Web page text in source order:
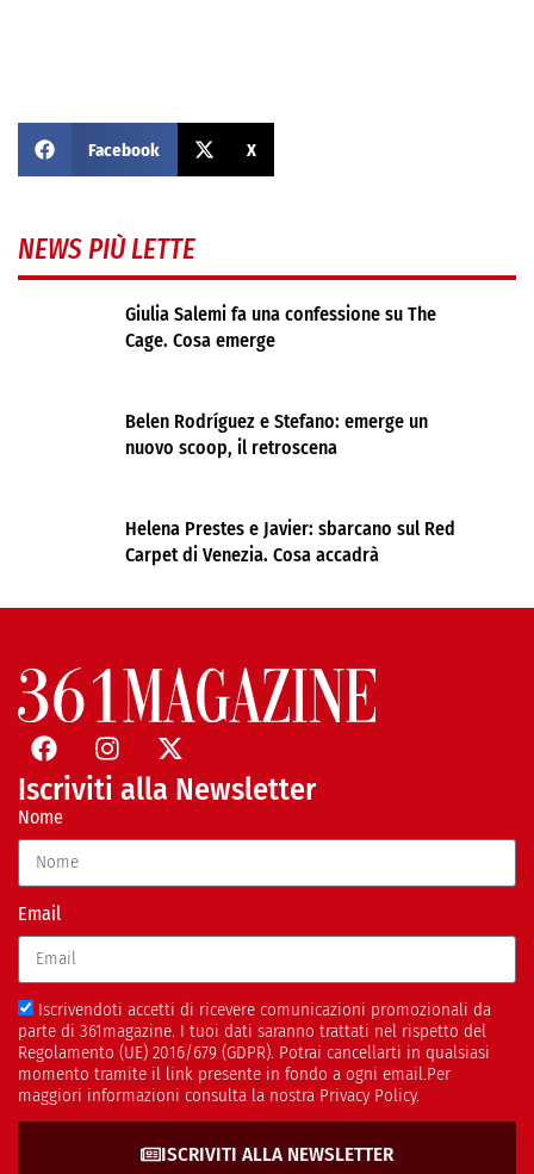
Facebook X
NEWS PIÙ LETTE
Giulia Salemi fa una confessione su The
Cage. Cosa emerge
Belen Rodríguez e Stefano: emerge un
nuovo scoop, il retroscena
Helena Prestes e Javier: sbarcano sul Red
Carpet di Venezia. Cosa accadrà
Iscriviti alla Newsletter
Nome
Email
Iscrivendoti accetti di ricevere comunicazioni promozionali da
parte di 361magazine. I tuoi dati saranno trattati nel rispetto del
Regolamento (UE) 2016/679 (GDPR). Potrai cancellarti in qualsiasi
momento tramite il link presente in fondo a ogni email.Per
maggiori informazioni consulta la nostra Privacy Policy.
ISCRIVITI ALLA NEWSLETTER